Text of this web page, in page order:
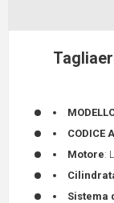
CODICE
Motore:
Sistema